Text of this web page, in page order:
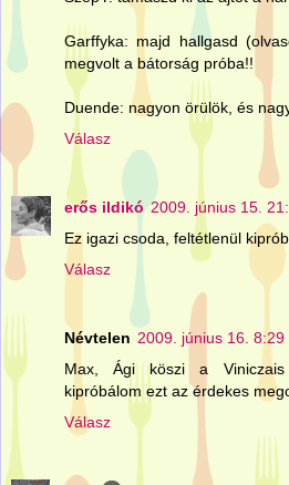
Garffyka: majd hallgasd
megvolt a bátorság próba!!
Duende: nagyon örülök, és
Válasz
erős ildikó 2009. június 15.
Ez igazi csoda, feltétlenül
Válasz
Névtelen 2009. június 16. 8:29
Max, Ági köszi a
kipróbálom ezt az érdekes
Válasz